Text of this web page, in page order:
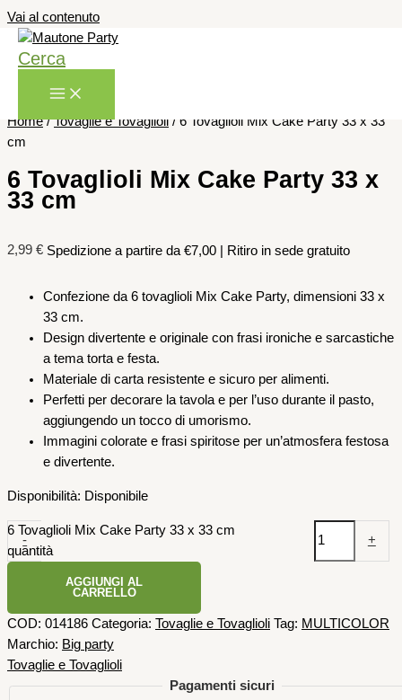
Vai al contenuto
Cerca
Home/Tovaglie e Tovaglioli / 6 Tovaglioli Mix Cake Party 33 x 33
cm
6 Tovaglioli Mix Cake Party 33 x
33 cm
2,99 € Spedizione a partire da €7,00 | Ritiro in sede gratuito
Confezione da 6 tovaglioli Mix Cake Party, dimensioni 33 x
33 cm.
Design divertente e originale con frasi ironiche e sarcastiche
a tema torta e festa.
Materiale di carta resistente e sicuro per alimenti.
Perfetti per decorare la tavola e per l’uso durante il pasto,
aggiungendo un tocco di umorismo.
Immagini colorate e frasi spiritose per un’atmosfera festosa
e divertente.
Disponibilità: Disponibile
-
6 Tovaglioli Mix Cake Party 33 x 33 cm
quantità
+
AGGIUNGI AL
CARRELLO
COD: 014186 Categoria: Tovaglie e Tovaglioli Tag: MULTICOLOR
Marchio: Big party
Tovaglie e Tovaglioli
Pagamenti sicuri